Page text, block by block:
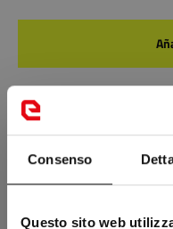
Consenso
Questo sito web
NOVEDAD: DEVOLUCIÓN
CALZADO
¿No encuentras lo que